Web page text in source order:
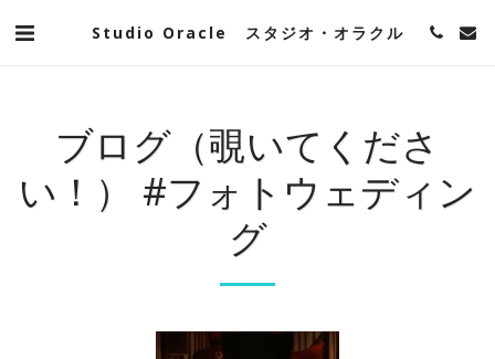
Studio Oracle スタジオ・オラクル
ブログ（覗いてくださ
い！） #フォトウェディン
グ